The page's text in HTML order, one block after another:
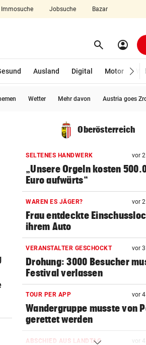
Immosuche Jobsuche Bazar
search Suchen
account_circle
Ausland Digital Motor
Wetter Mehr davon Austria goes
Oberösterreich
SELTENES HANDWERK vor
„Unsere Orgeln kosten
Euro aufwärts“
WAREN ES JÄGER? vor
Frau entdeckte
ihrem Auto
VERANSTALTER GESCHOCKT vor
Drohung: 3000 Besucher
Festival verlassen
TOUR PER APP vor
Wandergruppe musste von
gerettet werden
ABSCHIED AUS LANDTAG vor